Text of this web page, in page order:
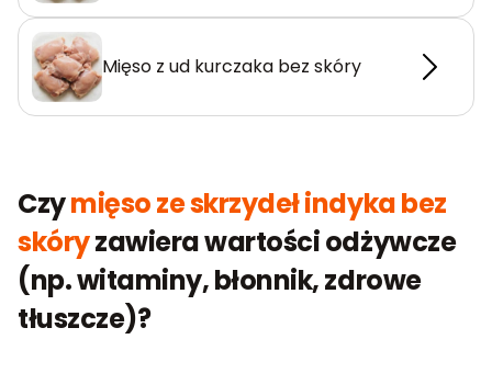
Mięso z ud kurczaka bez skóry
Czymięso ze skrzydeł indyka bez
skóryzawiera wartości odżywcze
(np. witaminy, błonnik, zdrowe
tłuszcze)?